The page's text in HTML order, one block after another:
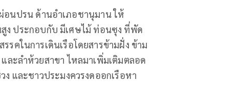
อนปรน ด้านอำเภอชานุมาน ให้
สูง ประกอบกับ มีเศษไม้ ท่อนซุง ที่พัด
คในการเดินเรือโดยสารข้ามฝั่ง ข้าม
ละลำห้วยสาขา ไหลมาเพิ่มเติมตลอด
และชาวประมงควรงดออกเรือหา